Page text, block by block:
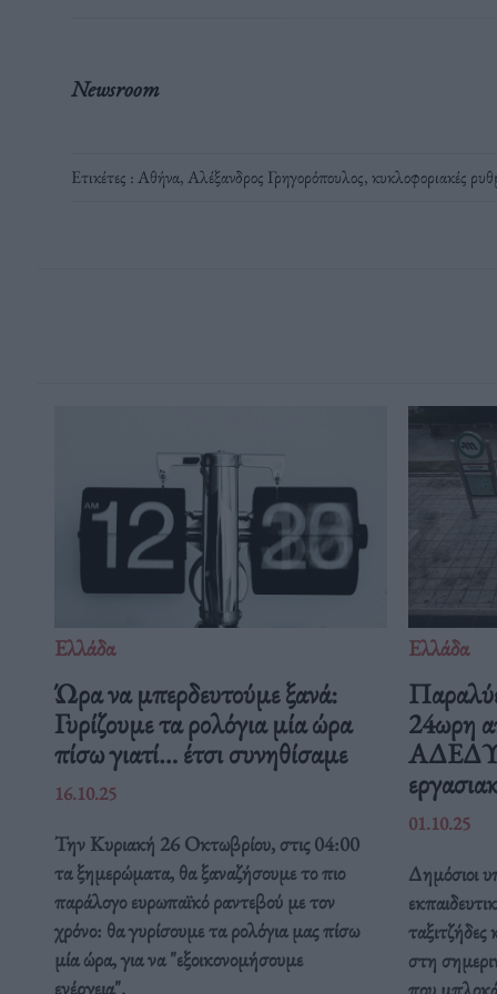
Newsroom
Ετικέτες :Αθήνα,Αλέξανδρος Γρηγορόπουλος,κυκλοφοριακές
Ελλάδα
Ώρα να μπερδευτούμε ξανά:
Γυρίζουμε τα ρολόγια μία ώρα
πίσω γιατί… έτσι συνηθίσαμε
16.10.25
Την Κυριακή 26 Οκτωβρίου, στις 04:00
τα ξημερώματα, θα ξαναζήσουμε το πιο
παράλογο ευρωπαϊκό ραντεβού με τον
χρόνο: θα γυρίσουμε τα ρολόγια μας πίσω
μία ώρα, για να "εξοικονομήσουμε
ενέργεια".
Ελλάδα
24ωρη
ΑΔΕΔΥ
01.10.25
Δημόσιοι
στη